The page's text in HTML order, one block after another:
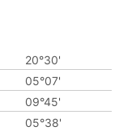
20°30'
05°07'
09°45'
05°38'